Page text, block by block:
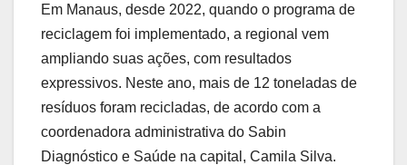
Em Manaus, desde 2022, quando o programa de
reciclagem foi implementado, a regional vem
ampliando suas ações, com resultados
expressivos. Neste ano, mais de 12 toneladas de
resíduos foram recicladas, de acordo com a
coordenadora administrativa do Sabin
Diagnóstico e Saúde na capital, Camila Silva.